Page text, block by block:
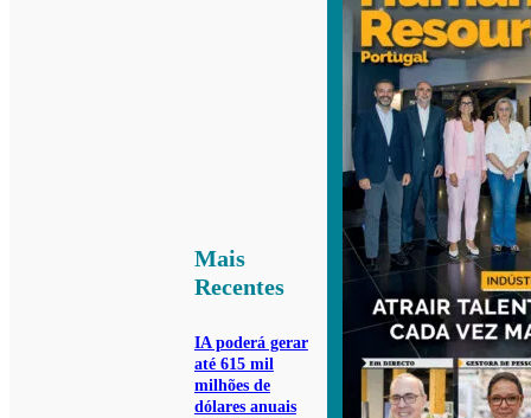
Mais
Recentes
IA poderá gerar
até 615 mil
milhões de
dólares anuais